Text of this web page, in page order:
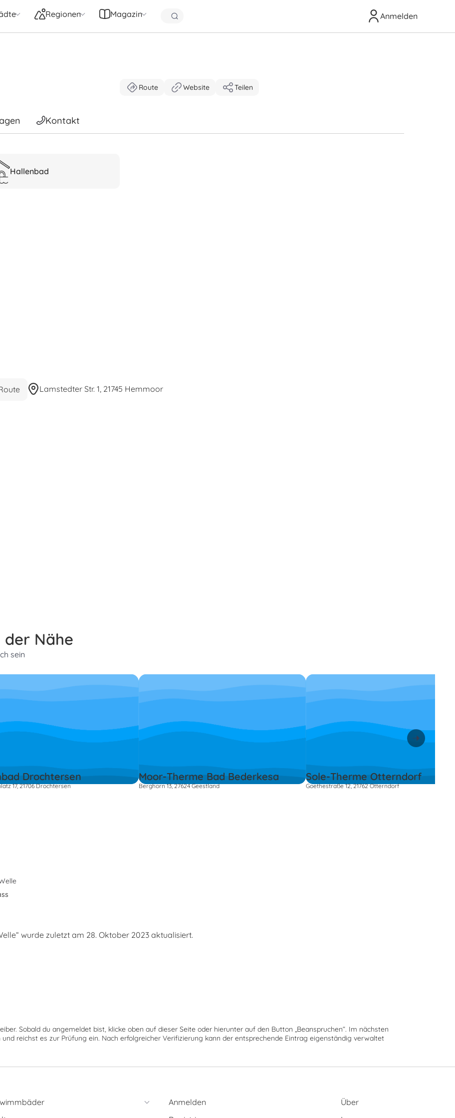
Regionen Magazin Anmelden
Route Website Teilen
Kontakt
Hallenbad
Lamstedter Str. 1, 21745 Hemmoor
der Nähe
sein
Drochtersen
17, 21706 Drochtersen
Moor-Therme Bad Bederkesa
Berghorn 13, 27624 Geestland
Sole-Therme Otterndorf
Goethestraße 12, 21762 Otterndorf
wurde zuletzt am 28. Oktober 2023 aktualisiert.
Sobald du angemeldet bist, klicke oben auf dieser Seite oder hierunter auf den Button „Beanspruchen“. Im nächsten
reichst es zur Prüfung ein. Nach erfolgreicher Verifizierung kann der entsprechende Eintrag eigenständig verwaltet
Anmelden
Über